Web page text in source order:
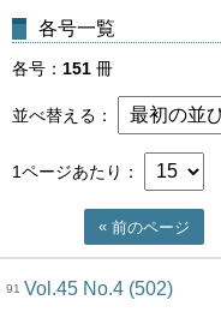
各号一覧
各号 151 冊
並べ替える
1ページあたり
前のページ
91 Vol.45 No.4 (502)